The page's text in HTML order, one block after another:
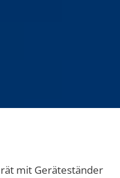
mit Geräteständer